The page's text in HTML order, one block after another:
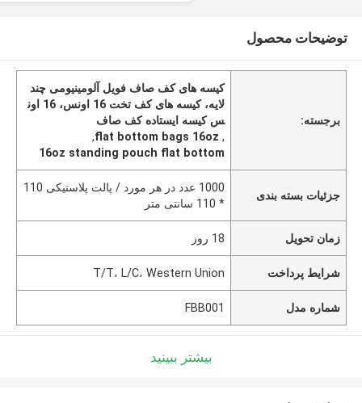
توضیحات محصول
برجسته:
کیسه های کف صاف فویل آلومینیومی چند
لایه، کیسه های کف تخت 16 اونس، 16 اون
س کیسه ایستاده کف صاف
,
flat bottom bags 16oz
,
16oz standing pouch flat bottom
جزئیات بسته بندی
1000 عدد در هر مورد / پالت پلاستیکی 110
* 110 سانتی متر
زمان تحویل 18 روز
شرایط پرداخت T/T، L/C، Western Union
شماره مدل FBB001
بیشتر ببینید